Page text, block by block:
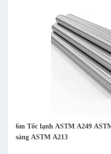
Bụi thép không gỉ nhựa
6MM